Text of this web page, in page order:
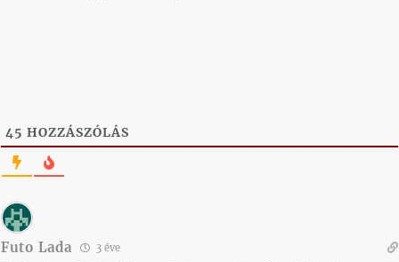
45 HOZZÁSZÓLÁS
Futo Lada 3 éve